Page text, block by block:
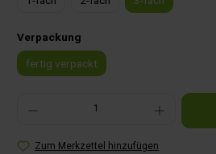
Verpackung
fertig verpackt
Produkt Anzahl: Gib den gewünschten Wert ein
Zum Merkzettel hinzufügen